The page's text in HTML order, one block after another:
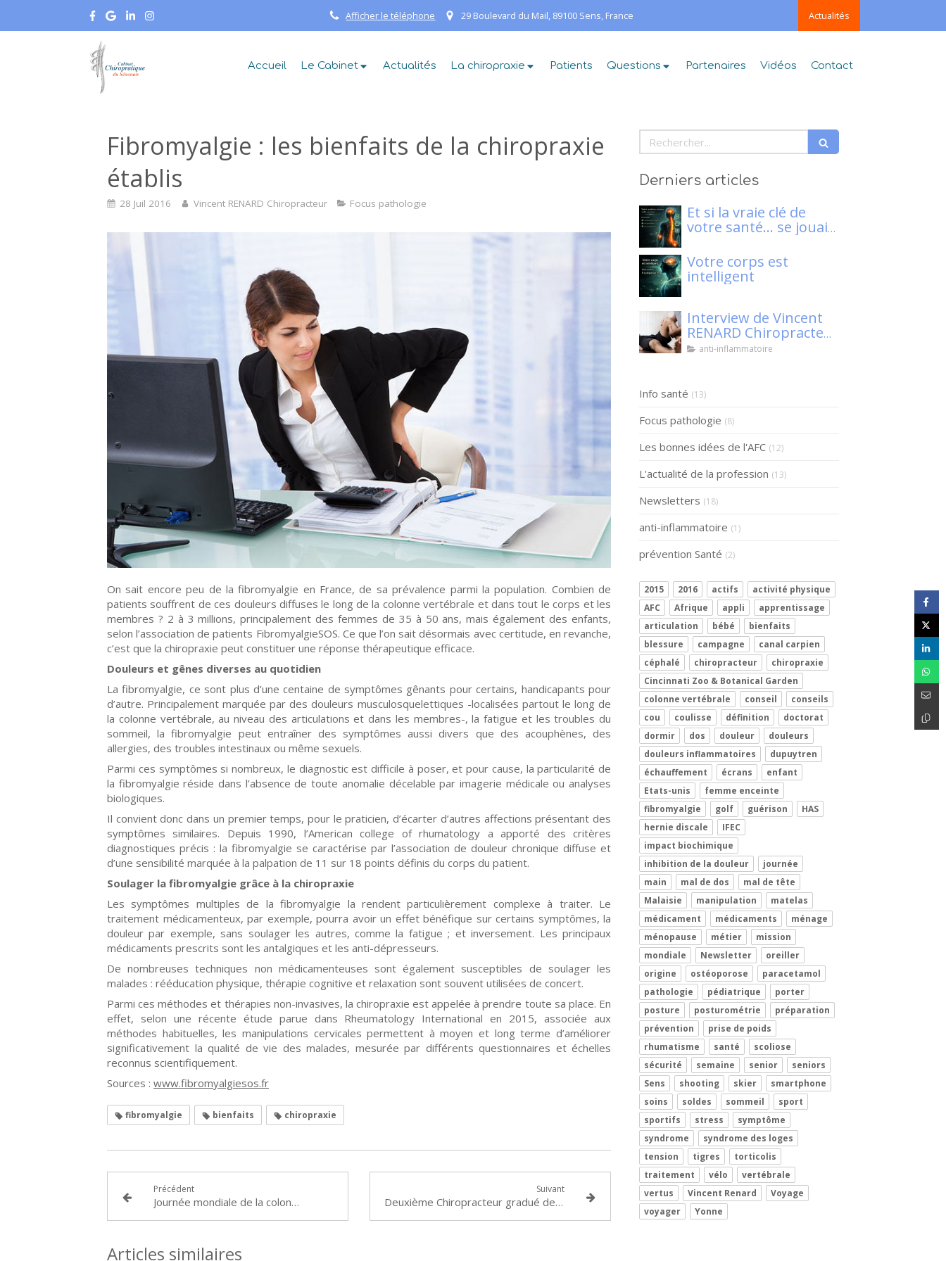
Afficher le téléphone 29 Boulevard du Mail, 89100 Sens, France Actualités
Accueil Le Cabinet Actualités La chiropraxie Patients Questions Partenaires Vidéos Contact
Fibromyalgie : les bienfaits de la chiropraxie
établis
28 Juil 2016 Vincent RENARD Chiropracteur Focus pathologie
On sait encore peu de la fibromyalgie en France, de sa prévalence parmi la population. Combien de
patients souffrent de ces douleurs diffuses le long de la colonne vertébrale et dans tout le corps et les
membres ? 2 à 3 millions, principalement des femmes de 35 à 50 ans, mais également des enfants,
selon l’association de patients FibromyalgieSOS. Ce que l’on sait désormais avec certitude, en revanche,
c’est que la chiropraxie peut constituer une réponse thérapeutique efficace.
Douleurs et gênes diverses au quotidien
La fibromyalgie, ce sont plus d’une centaine de symptômes gênants pour certains, handicapants pour
d’autre. Principalement marquée par des douleurs musculosquelettiques -localisées partout le long de
la colonne vertébrale, au niveau des articulations et dans les membres-, la fatigue et les troubles du
sommeil, la fibromyalgie peut entraîner des symptômes aussi divers que des acouphènes, des
allergies, des troubles intestinaux ou même sexuels.
Parmi ces symptômes si nombreux, le diagnostic est difficile à poser, et pour cause, la particularité de
la fibromyalgie réside dans l’absence de toute anomalie décelable par imagerie médicale ou analyses
biologiques.
Il convient donc dans un premier temps, pour le praticien, d’écarter d’autres affections présentant des
symptômes similaires. Depuis 1990, l’American college of rhumatology a apporté des critères
diagnostiques précis : la fibromyalgie se caractérise par l’association de douleur chronique diffuse et
d’une sensibilité marquée à la palpation de 11 sur 18 points définis du corps du patient.
Soulager la fibromyalgie grâce à la chiropraxie
Les symptômes multiples de la fibromyalgie la rendent particulièrement complexe à traiter. Le
traitement médicamenteux, par exemple, pourra avoir un effet bénéfique sur certains symptômes, la
douleur par exemple, sans soulager les autres, comme la fatigue ; et inversement. Les principaux
médicaments prescrits sont les antalgiques et les anti-dépresseurs.
De nombreuses techniques non médicamenteuses sont également susceptibles de soulager les
malades : rééducation physique, thérapie cognitive et relaxation sont souvent utilisées de concert.
Parmi ces méthodes et thérapies non-invasives, la chiropraxie est appelée à prendre toute sa place. En
effet, selon une récente étude parue dans Rheumatology International en 2015, associée aux
méthodes habituelles, les manipulations cervicales permettent à moyen et long terme d’améliorer
significativement la qualité de vie des malades, mesurée par différents questionnaires et échelles
reconnus scientifiquement.
Sources : www.fibromyalgiesos.fr
fibromyalgie bienfaits chiropraxie
Précédent
Journée mondiale de la colonne vertébrale 2015 : les seniors à l’honneur
Suivant
Deuxième Chiropracteur gradué de l’IFEC à obtenir un doctorat de 3° cycle
Articles similaires
Rechercher
Derniers articles
Et si la vraie clé de
votre santé… se jouait
nerveux ?
Votre corps est
intelligent
Interview de Vincent
RENARD Chiropracteur
à SENS, pour Klaser.
anti-inflammatoire
Info santé (13)
Focus pathologie (8)
Les bonnes idées de l'AFC (12)
L'actualité de la profession (13)
Newsletters (18)
anti-inflammatoire (1)
prévention Santé (2)
2015 2016 actifs
activité physique
AFC
Afrique appli
apprentissage
articulation
bébé
bienfaits
blessure
campagne
canal carpien
céphalé
chiropracteur
chiropraxie
Cincinnati Zoo & Botanical Garden
colonne vertébrale
conseil
conseils
cou
coulisse définition
doctorat
dormir
dos douleur
douleurs
douleurs inflammatoires
dupuytren
échauffement
écrans
enfant
Etats-unis
femme enceinte
fibromyalgie
golf guérison
HAS
hernie discale
IFEC
impact biochimique
inhibition de la douleur
journée
main
mal de dos
mal de tête
Malaisie
manipulation
matelas
médicament
médicaments
ménage
ménopause
métier
mission
mondiale
Newsletter
oreiller
origine
ostéoporose
paracetamol
pathologie
pédiatrique
porter
posture
posturométrie
préparation
prévention
prise de poids
rhumatisme
santé
scoliose
sécurité
semaine senior
seniors
Sens
shooting skier
smartphone
soins
soldes sommeil
sport
sportifs
stress
symptôme
syndrome
syndrome des loges
tension
tigres
torticolis
traitement
vélo
vertébrale
vertus
Vincent Renard
Voyage
voyager
Yonne